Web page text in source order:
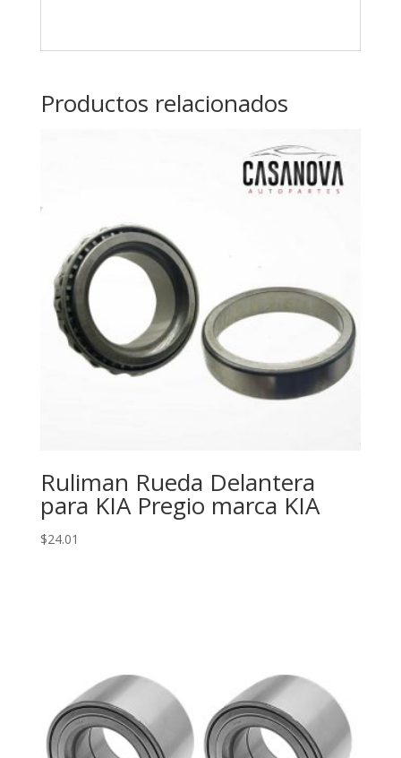
Productos relacionados
Ruliman Rueda Delantera
para KIA Pregio marca KIA
$24.01